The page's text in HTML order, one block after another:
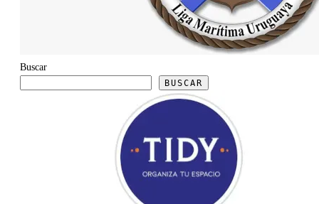
Buscar
BUSCAR